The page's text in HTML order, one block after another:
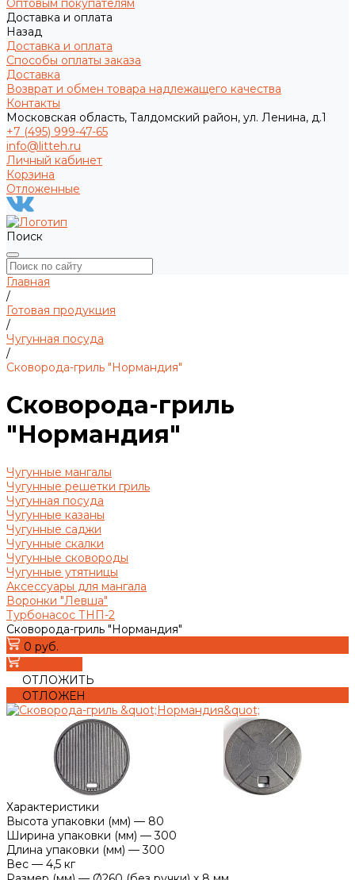
Оптовым покупателям
Доставка и оплата
Назад
Доставка и оплата
Способы оплаты заказа
Доставка
Возврат и обмен товара надлежащего качества
Контакты
Московская область, Талдомский район, ул. Ленина, д.1
+7 (495) 999-47-65
info@litteh.ru
Личный кабинет
Корзина
Отложенные
Поиск
Главная
/
Готовая продукция
/
Чугунная посуда
/
Сковорода-гриль "Нормандия"
Сковорода-гриль
"Нормандия"
Чугунные мангалы
Чугунные решетки гриль
Чугунная посуда
Чугунные казаны
Чугунные саджи
Чугунные скалки
Чугунные сковороды
Чугунные утятницы
Аксессуары для мангала
Воронки "Левша"
Турбонасос ТНП-2
Сковорода-гриль "Нормандия"
0 руб.
ОТЛОЖИТЬ
ОТЛОЖЕН
Характеристики
Высота упаковки (мм) — 80
Ширина упаковки (мм) — 300
Длина упаковки (мм) — 300
Вес — 4,5 кг